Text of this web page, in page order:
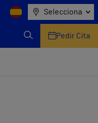
Selecciona
Pedir Cita